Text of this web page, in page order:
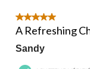
5 étoile(s) sur 5.
A Refreshing
Sandy